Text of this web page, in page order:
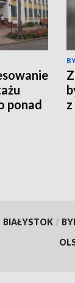
ponad
BIAŁYSTOK /